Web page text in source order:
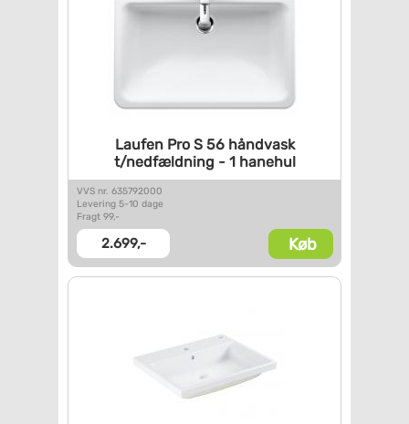
Laufen Pro S 56 håndvask
t/nedfældning - 1 hanehul
VVS nr. 635792000
Levering 5-10 dage
Fragt 99,-
2.699,- Køb